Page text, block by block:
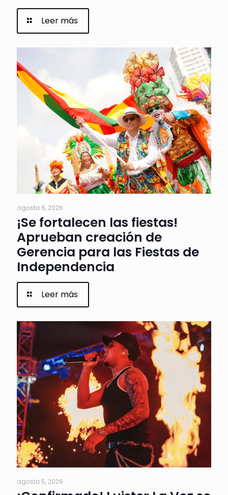
Leer más
agosto 6, 2026
¡Se fortalecen las fiestas!
Aprueban creación de
Gerencia para las Fiestas de
Independencia
Leer más
agosto 5, 2026